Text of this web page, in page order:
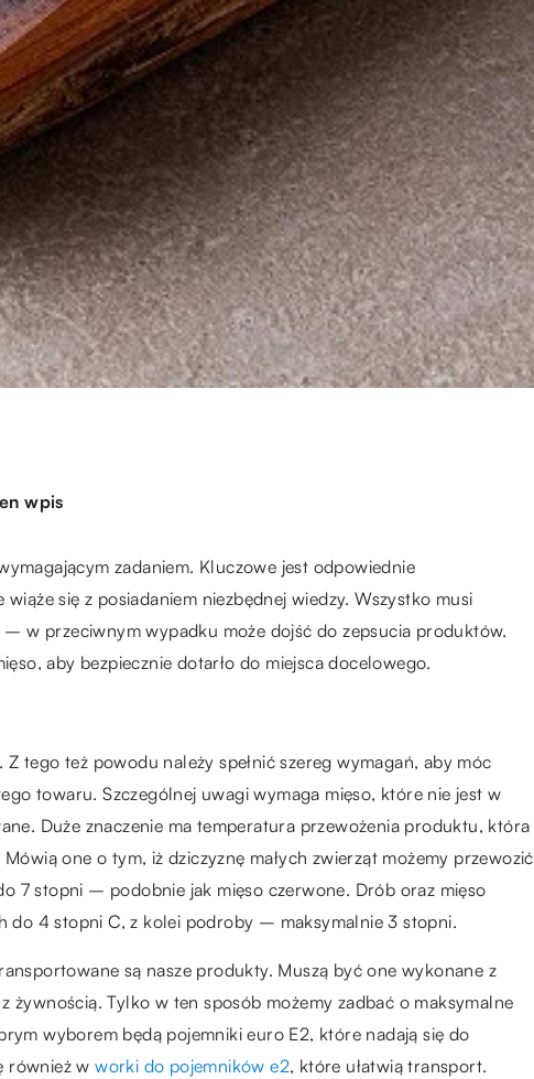
wpis
zadaniem. Kluczowe jest odpowiednie
się z posiadaniem niezbędnej wiedzy. Wszystko musi
w przeciwnym wypadku może dojść do zepsucia produktów.
aby bezpiecznie dotarło do miejsca docelowego.
tego też powodu należy spełnić szereg wymagań, aby móc
towaru. Szczególnej uwagi wymaga mięso, które nie jest w
Duże znaczenie ma temperatura przewożenia produktu, która
one o tym, iż dziczyznę małych zwierząt możemy przewozić
7 stopni – podobnie jak mięso czerwone. Drób oraz mięso
do 4 stopni C, z kolei podroby – maksymalnie 3 stopni.
są nasze produkty. Muszą być one wykonane z
żywnością. Tylko w ten sposób możemy zadbać o maksymalne
wyborem będą pojemniki euro E2, które nadają się do
również wworki do pojemników e2, które ułatwią transport.